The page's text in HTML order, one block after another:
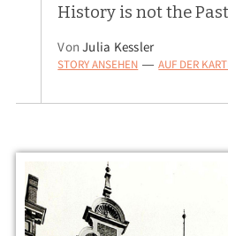
History is not the
VonJulia Kessler
STORY ANSEHEN — AUF DER